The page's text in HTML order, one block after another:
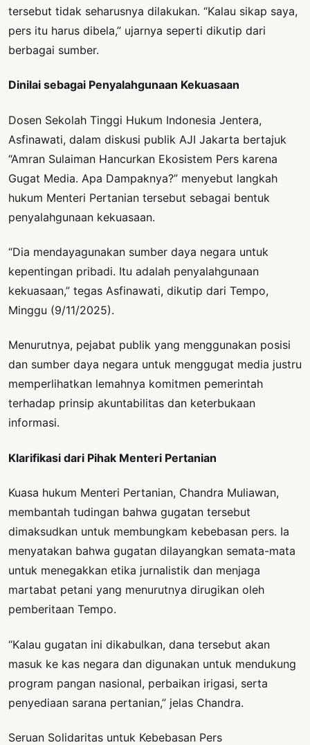
tersebut tidak seharusnya dilakukan. “Kalau sikap saya,
pers itu harus dibela,” ujarnya seperti dikutip dari
berbagai sumber.
Dinilai sebagai Penyalahgunaan Kekuasaan
Dosen Sekolah Tinggi Hukum Indonesia Jentera,
Asfinawati, dalam diskusi publik AJI Jakarta bertajuk
“Amran Sulaiman Hancurkan Ekosistem Pers karena
Gugat Media. Apa Dampaknya?” menyebut langkah
hukum Menteri Pertanian tersebut sebagai bentuk
penyalahgunaan kekuasaan.
“Dia mendayagunakan sumber daya negara untuk
kepentingan pribadi. Itu adalah penyalahgunaan
kekuasaan,” tegas Asfinawati, dikutip dari Tempo,
Minggu (9/11/2025).
Menurutnya, pejabat publik yang menggunakan posisi
dan sumber daya negara untuk menggugat media justru
memperlihatkan lemahnya komitmen pemerintah
terhadap prinsip akuntabilitas dan keterbukaan
informasi.
Klarifikasi dari Pihak Menteri Pertanian
Kuasa hukum Menteri Pertanian, Chandra Muliawan,
membantah tudingan bahwa gugatan tersebut
dimaksudkan untuk membungkam kebebasan pers. Ia
menyatakan bahwa gugatan dilayangkan semata-mata
untuk menegakkan etika jurnalistik dan menjaga
martabat petani yang menurutnya dirugikan oleh
pemberitaan Tempo.
“Kalau gugatan ini dikabulkan, dana tersebut akan
masuk ke kas negara dan digunakan untuk mendukung
program pangan nasional, perbaikan irigasi, serta
penyediaan sarana pertanian,” jelas Chandra.
Seruan Solidaritas untuk Kebebasan Pers